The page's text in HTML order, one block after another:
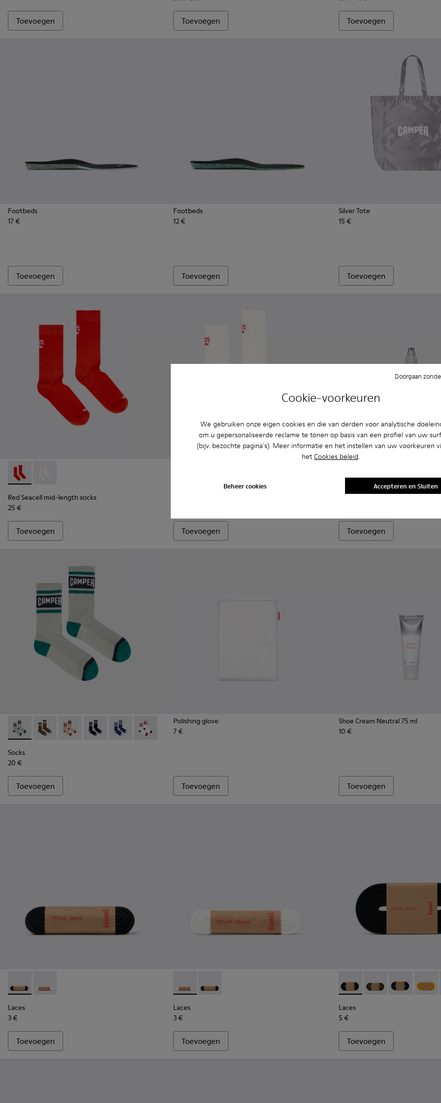
Cookie-voorkeuren
We gebruiken onze eigen cookies en die van derden voor analytische
om u gepersonaliseerde reclame te tonen op basis van een profiel van uw
(bijv. bezochte pagina's). Meer informatie en het instellen van uw voorkeuren
het Cookies beleid.
Beheer cookies
Doorgaan
Accepteren en Sluiten
Toevoegen Toevoegen Toevoegen
Footbeds
17 €
Toevoegen
Footbeds
12 €
Toevoegen
Silver Tote
15 €
Toevoegen
Red Seacell mid-length socks - KA00070-001 - Rode halflange Seacell-sokken
Red Seacell mid-length socks - KA00070-002 - Witte halflange Seacell-sokken
Red Seacell mid-length socks
25 €
Toevoegen
White Seacell mid-length socks - KA00070-002 - Witte halflange Seacell-
White Seacell mid-length socks - KA00070-001 - Rode halflange
Toevoegen
14 €
Toevoegen
Socks - KA00073-005 - Beige, groene en blauwe halfhoge sokken
Socks - KA00073-009
Socks - KA00073-008
Socks - KA00073-007
Socks - KA00073-006
Socks - KA00073-004 - Witte, rode en blauwe halfhoge sokken
Socks
20 €
Toevoegen
Polishing glove
7 €
Toevoegen
Shoe Cream Neutral 75 ml
10 €
Toevoegen
Laces - KL00001-001 - Platte zwarte veters
Laces - KL00001-002 - Platte witte veters
Laces
3 €
Toevoegen
Laces - KL00001-002 - Platte witte veters
Laces - KL00001-001 - Platte zwarte veters
Laces
3 €
Toevoegen
Laces - KL00002-001 -
Laces - KL00002-
Laces -Laces
Laces
5 €
Toevoegen